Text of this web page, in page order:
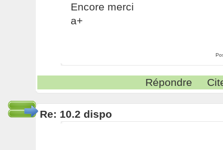
Encore merci
a+
Répondre
Re: 10.2 dispo